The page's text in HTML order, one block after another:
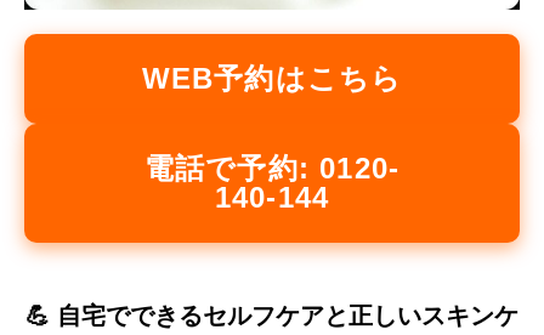
WEB予約はこちら
電話で予約: 0120-
140-144
💪 自宅でできるセルフケアと正しいスキンケ